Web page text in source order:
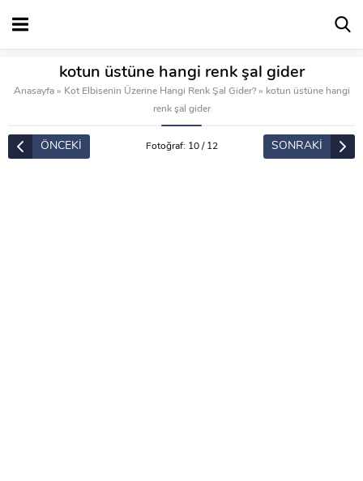
kotun üstüne hangi renk şal gider
Anasayfa » Kot Elbisenin Üzerine Hangi Renk Şal Gider? » kotun üstüne hangi
renk şal gider
ÖNCEKİ Fotoğraf: 10 / 12 SONRAKİ